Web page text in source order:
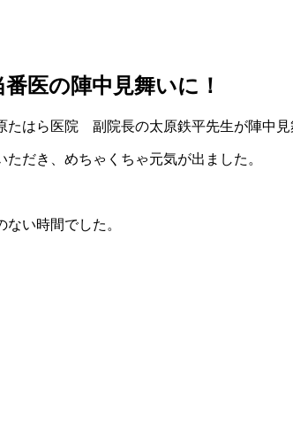
医の陣中見舞いに！
はら医院 副院長の太原鉄平先生が陣中見
だき、めちゃくちゃ元気が出ました。
い時間でした。